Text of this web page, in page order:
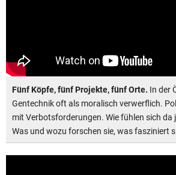
Fünf Köpfe, fünf Projekte, fünf Orte. In der
Gentechnik oft als moralisch verwerflich.
mit Verbotsforderungen. Wie fühlen sich da
Was und wozu forschen sie, was fasziniert